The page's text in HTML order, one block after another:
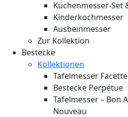
Küchenmesser-Set
Kinderkochmesser
Ausbeinmesser
Zur Kollektion
Bestecke
Kollektionen
Tafelmesser Facette
Bestecke Perpétue
Tafelmesser – Bon
Nouveau